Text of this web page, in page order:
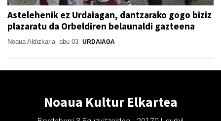
Astelehenik ez Urdaiagan, dantzarako gogo biziz
plazaratu da Orbeldiren belaunaldi gazteena
Noaua Aldizkaria abu 03 URDAIAGA
Noaua Kultur Elkartea